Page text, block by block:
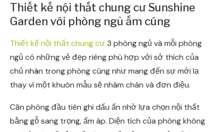
Thiết kế nội thất chung cư Sunshine
Garden với phòng ngủ ấm cúng
Thiết kế nội thất chung cư3 phòng ngủ và mỗi phòng
ngủ có những vẻ đẹp riêng phù hợp với sở thích của
chủ nhân trong phòng cũng như mang đến sự mới lạ
thay vì một khuôn mẫu sẽ nhàm chán và đơn điệu.
Căn phòng đầu tiên ghi dấu ấn nhờ lựa chọn nội thất
bằng gỗ sang trọng, ấm áp. Diện tích của phòng không